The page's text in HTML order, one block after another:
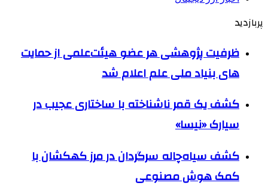
پربازدید
ظرفیت پژوهشی هر عضو هیئت‌علمی از حمایت
های بنیاد ملی علم اعلام شد
کشف یک قمر ناشناخته با ساختاری عجیب در
سیارک «نیسا»
کشف سیاه‌چاله سرگردان در مرز کهکشان با
کمک هوش مصنوعی